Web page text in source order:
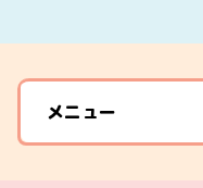
メニュー